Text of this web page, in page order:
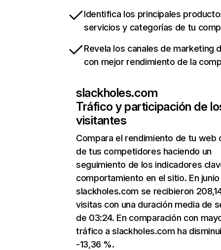
Identifica los principales
servicios y categorías de tu
Revela los canales de marketing
con mejor rendimiento de la
slackholes.com
Tráfico y participación de
visitantes
Compara el rendimiento de tu web
de tus competidores haciendo un
seguimiento de los indicadores
comportamiento en el sitio. En junio
slackholes.com se recibieron
visitas con una duración media de
de 03:24. En comparación con
tráfico a slackholes.com ha
-13,36 %.